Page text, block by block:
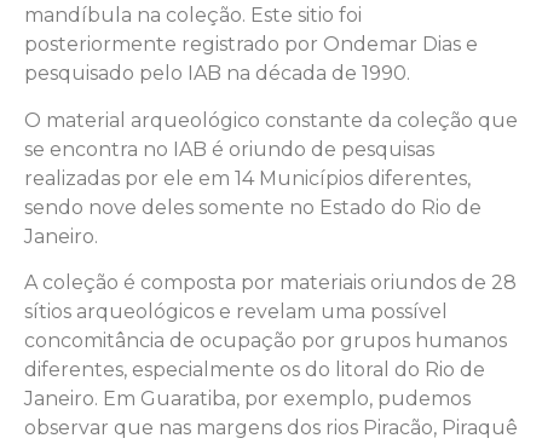
mandíbula na coleção. Este sitio foi
posteriormente registrado por Ondemar Dias e
pesquisado pelo IAB na década de 1990.
O material arqueológico constante da coleção que
se encontra no IAB é oriundo de pesquisas
realizadas por ele em 14 Municípios diferentes,
sendo nove deles somente no Estado do Rio de
Janeiro.
A coleção é composta por materiais oriundos de 28
sítios arqueológicos e revelam uma possível
concomitância de ocupação por grupos humanos
diferentes, especialmente os do litoral do Rio de
Janeiro. Em Guaratiba, por exemplo, pudemos
observar que nas margens dos rios Piracão, Piraquê